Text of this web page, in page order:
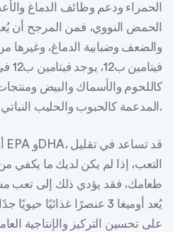
الحمراء ودعم وظائف الدماغ
الحمض النووي، فمن المرجح أن
والضعف وضبابية الدماغ، وغيرها
كاللحوم والأسماك والبيض
المدعمة كالحبوب والحليب النباتي.
التعب، إذا لم يكن لديك ما يكفي
طعامك، فقد يؤدي ذلك إلى تعب
يُعد أوميغا 3 عنصرًا غذائيًا
على تحسين التركيز والإنتاجية